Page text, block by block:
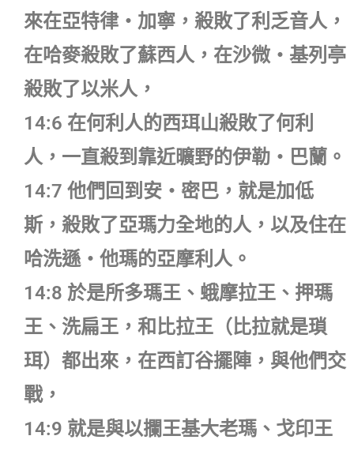
來在亞特律‧加寧，殺敗了利乏音人，
在哈麥殺敗了蘇西人，在沙微‧基列亭
殺敗了以米人，
14:6 在何利人的西珥山殺敗了何利
人，一直殺到靠近曠野的伊勒‧巴蘭。
14:7 他們回到安‧密巴，就是加低
斯，殺敗了亞瑪力全地的人，以及住在
哈洗遜‧他瑪的亞摩利人。
14:8 於是所多瑪王、蛾摩拉王、押瑪
王、洗扁王，和比拉王（比拉就是瑣
珥）都出來，在西訂谷擺陣，與他們交
戰，
14:9 就是與以攔王基大老瑪、戈印王